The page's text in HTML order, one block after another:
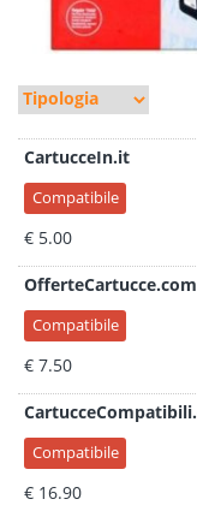
CartucceIn.it
Compatibile
€ 5.00
OfferteCartucce.com
Compatibile
€ 7.50
Compatibile
€ 16.90